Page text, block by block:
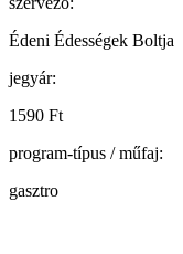
Édeni Édességek Boltja
jegyár:
1590 Ft
program-típus / műfaj:
gasztro